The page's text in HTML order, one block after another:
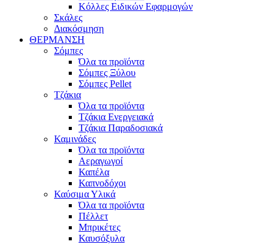
Κόλλες Ειδικών Εφαρμογών
Σκάλες
Διακόσμηση
ΘΕΡΜΑΝΣΗ
Σόμπες
Όλα τα προϊόντα
Σόμπες Ξύλου
Σόμπες Pellet
Τζάκια
Όλα τα προϊόντα
Τζάκια Ενεργειακά
Τζάκια Παραδοσιακά
Καμινάδες
Όλα τα προϊόντα
Αεραγωγοί
Καπέλα
Καπνοδόχοι
Καύσιμα Υλικά
Όλα τα προϊόντα
Πέλλετ
Μπρικέτες
Καυσόξυλα